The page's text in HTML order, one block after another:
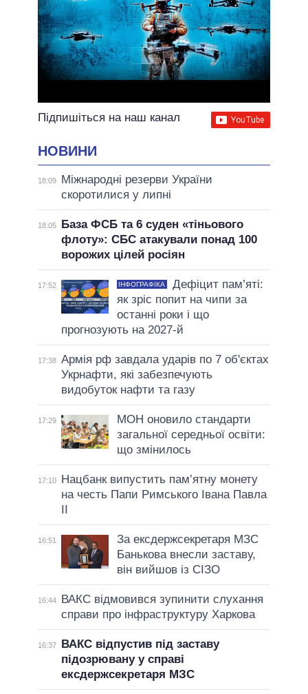
Підпишіться на наш канал
НОВИНИ
18:09
Міжнародні резерви України
скоротилися у липні
18:05
База ФСБ та 6 суден «тіньового
флоту»: СБС атакували понад 100
ворожих цілей росіян
17:52 ІНФОГРАФІКА
Дефіцит пам’яті:
як зріс попит на чипи за
останні роки і що
прогнозують на 2027-й
17:38 Армія рф завдала ударів по 7 об'єктах
Укрнафти, які забезпечують
видобуток нафти та газу
17:29
МОН оновило стандарти
загальної середньої освіти:
що змінилось
17:10
Нацбанк випустить пам’ятну монету
на честь Папи Римського Івана Павла
II
16:51
За ексдержсекретаря МЗС
Банькова внесли заставу,
він вийшов із СІЗО
16:44
ВАКС відмовився зупинити слухання
справи про інфраструктуру Харкова
16:37
ВАКС відпустив під заставу
підозрювану у справі
ексдержсекретаря МЗС